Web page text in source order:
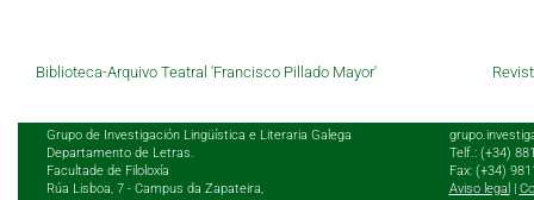
Biblioteca-Arquivo Teatral 'Francisco Pillado Mayor'
Grupo de Investigación Lingüística e Literaria Galega
Departamento de Letras.
Facultade de Filoloxía
Rúa Lisboa, 7 - Campus da Zapateira,
Telf.: (+34)
Fax: (+34)
Aviso legal |